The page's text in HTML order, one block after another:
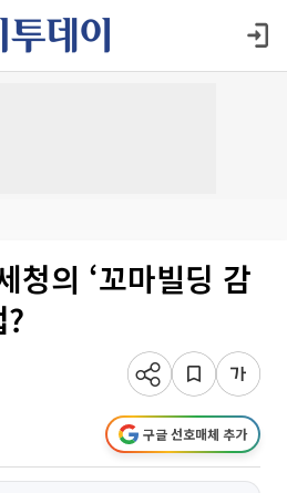
청의 ‘꼬마빌딩 감
구글 선호매체 추가